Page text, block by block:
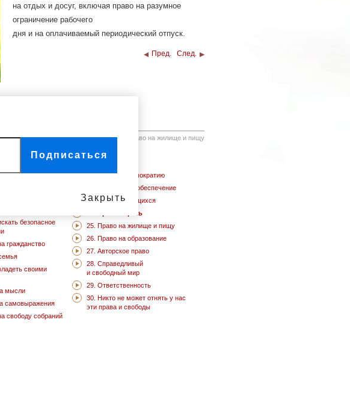
на отдых и досуг, включая право на разумное
ограничение рабочего
дня и на оплачиваемый периодический отпуск.
Пред. След.
25. Право на жилище и пищу
пока не
безопасное
гражданство
своими
мысли
самовыражения
свободу собраний
21. Право на демократию
22. Социальное обеспечение
23. Права трудящихся
24. Право играть
25. Право на жилище и пищу
26. Право на образование
27. Авторское право
28. Справедливый
и свободный мир
29. Ответственность
30. Никто не может отнять у нас
эти права и свободы
Подписаться
Закрыть